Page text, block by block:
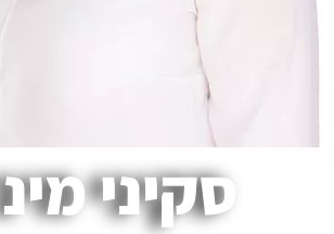
סקיני